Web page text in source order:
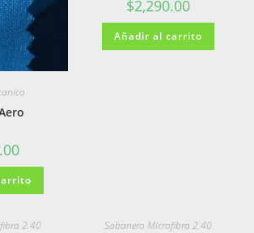
$2,290.00
Añadir al carrito
2.40 Sabanero Microfibra 2.40